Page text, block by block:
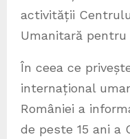
activității
Umanitară pentru
În ceea ce
internațional
României a
de peste 15 ani a